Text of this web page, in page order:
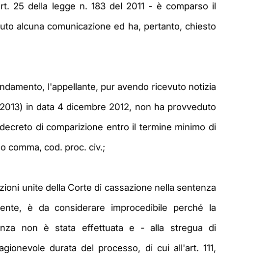
25 della legge n. 183 del 2011 - è comparso il
alcuna comunicazione ed ha, pertanto, chiesto
l'appellante, pur avendo ricevuto notizia
in data 4 dicembre 2012, non ha provveduto
di comparizione entro il termine minimo di
comma, cod. proc. civ.;
unite della Corte di cassazione nella sentenza
è da considerare improcedibile perché la
non è stata effettuata e - alla stregua di
durata del processo, di cui all'art. 111,